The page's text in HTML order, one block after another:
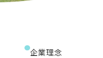
企業理念